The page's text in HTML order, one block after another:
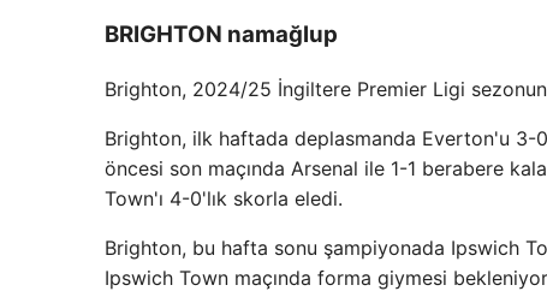
BRIGHTON namağlup
Brighton, 2024/25 İngiltere Premier Ligi
Brighton, ilk haftada deplasmanda Everton'u
öncesi son maçında Arsenal ile 1-1 berabere
Town'ı 4-0'lık skorla eledi.
Brighton, bu hafta sonu şampiyonada Ipswich
Ipswich Town maçında forma giymesi